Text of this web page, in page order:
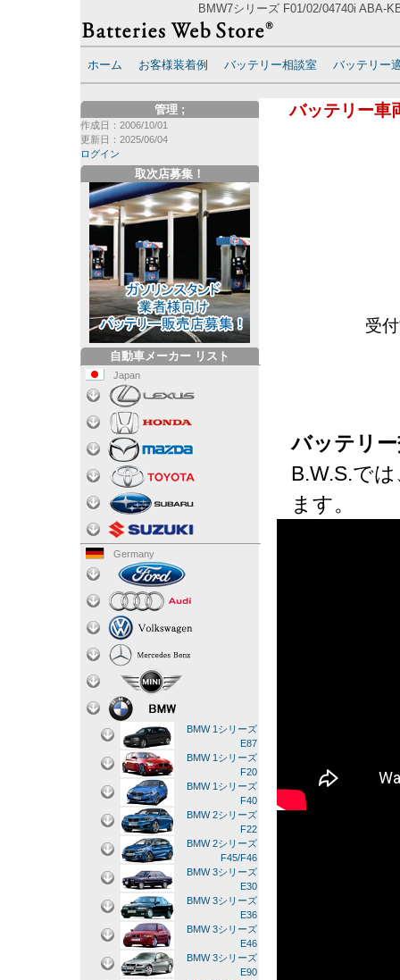
BMW7シリーズ F01/02/04740i ABA-
ホーム お客様装着例 バッテリー相談室 バッテリー
バッテリー車
受
バッテリ
B.W.S.で
ます。
管理
作成日：2006/10/01
更新日：2025/06/04
ログイン
;
取次店募集！
自動車メーカー リスト
Japan
Germany
BMW 1シリーズ
E87
BMW 1シリーズ
F20
BMW 1シリーズ
F40
BMW 2シリーズ
F22
BMW 2シリーズ
F45/F46
BMW 3シリーズ
E30
BMW 3シリーズ
E36
BMW 3シリーズ
E46
BMW 3シリーズ
E90